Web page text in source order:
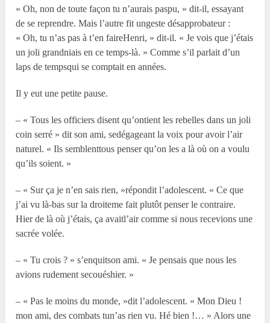
« Oh, non de toute façon tu n’aurais paspu, » dit-il, essayant
de se reprendre. Mais l’autre fit ungeste désapprobateur :
« Oh, tu n’as pas à t’en faireHenri, » dit-il. « Je vois que j’étais
un joli grandniais en ce temps-là. » Comme s’il parlait d’un
laps de tempsqui se comptait en années.
Il y eut une petite pause.
– « Tous les officiers disent qu’ontient les rebelles dans un joli
coin serré » dit son ami, sedégageant la voix pour avoir l’air
naturel. « Ils semblenttous penser qu’on les a là où on a voulu
qu’ils soient. »
– « Sur ça je n’en sais rien, »répondit l’adolescent. « Ce que
j’ai vu là-bas sur la droiteme fait plutôt penser le contraire.
Hier de là où j’étais, ça avaitl’air comme si nous recevions une
sacrée volée.
– « Tu crois ? » s’enquitson ami. « Je pensais que nous les
avions rudement secouéshier. »
– « Pas le moins du monde, »dit l’adolescent. « Mon Dieu !
mon ami, des combats tun’as rien vu. Hé bien !… » Alors une